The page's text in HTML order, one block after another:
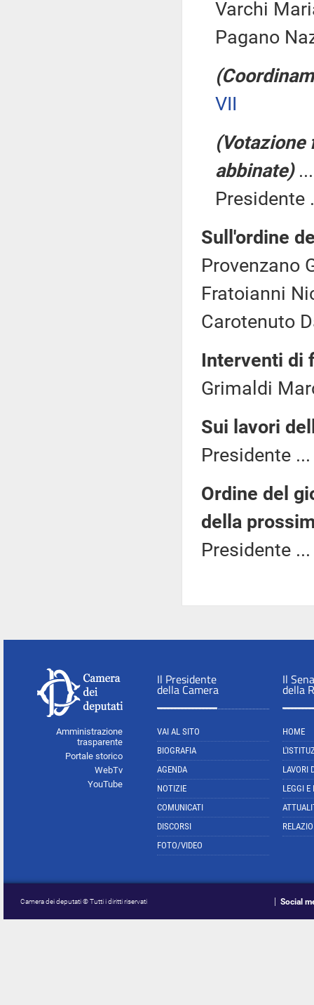
Varchi
Pagano
VII
(Votazione
abbinate)
Presidente
Sull'ordine
Provenzano
Fratoianni
Carotenuto
Interventi di
Grimaldi
Sui lavori
Presidente
Ordine del
della
Presidente
Amministrazione
trasparente
Portale storico
WebTv
YouTube
Il Presidente
della Camera
VAI AL SITO
BIOGRAFIA
AGENDA
NOTIZIE
COMUNICATI
DISCORSI
FOTO/VIDEO
Il
della
HOME
LAVORI
LEGGI E
Camera dei deputati © Tutti i diritti riservati Social